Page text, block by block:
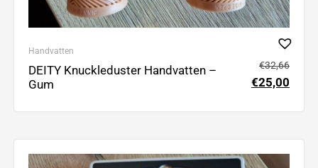
Handvatten
DEITY Knuckleduster Handvatten –
Gum
€32,66
€25,00